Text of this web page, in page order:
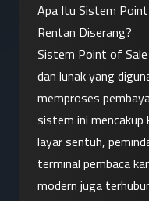
Apa Itu Sistem
Rentan Diserang?
Sistem Point of
dan lunak yang
memproses
sistem ini
layar sentuh,
terminal pembaca
modern juga